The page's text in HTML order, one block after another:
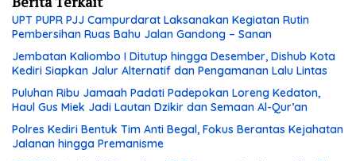
UPT PUPR PJJ Campurdarat Laksanakan Kegiatan Rutin
Pembersihan Ruas Bahu Jalan Gandong – Sanan
Jembatan Kaliombo I Ditutup hingga Desember, Dishub Kota
Kediri Siapkan Jalur Alternatif dan Pengamanan Lalu Lintas
Puluhan Ribu Jamaah Padati Padepokan Loreng Kedaton,
Haul Gus Miek Jadi Lautan Dzikir dan Semaan Al-Qur’an
Polres Kediri Bentuk Tim Anti Begal, Fokus Berantas Kejahatan
Jalanan hingga Premanisme